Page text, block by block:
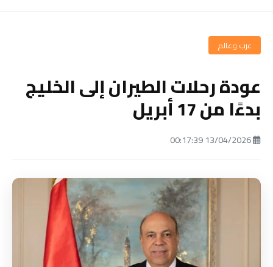
عرب وعالم
عودة رحلات الطيران إلى الخليج
بدءًا من 17 أبريل